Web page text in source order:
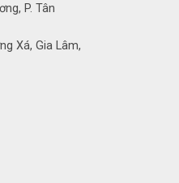
P. Tân
Xá, Gia Lâm,